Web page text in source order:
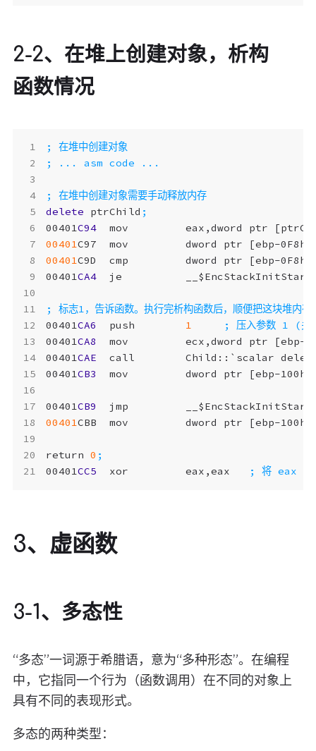
2-2、在堆上创建对象，析构
函数情况
delete
ptrChild
00401C94 mov eax ,dword ptr [
00401C97 mov dword ptr [ebp-0F8h
00401C9D cmp dword ptr [ebp-0F8h
00401CA4 je __$EncStackInitStart
00401CA6 push
1
00401CA8 mov ecx ,dword ptr [ebp-
00401CAE call Child :: ` scalar
00401CB3 mov dword ptr [ebp-100h
00401CB9 jmp __$EncStackInitStart
00401CBB mov dword ptr [ebp-100h
return 0
00401CC5 xor eax ,eax
3、虚函数
3-1、多态性
“多态”一词源于希腊语，意为“多种形态”。在编程
中，它指同一个行为（函数调用）在不同的对象上
具有不同的表现形式。
多态的两种类型：